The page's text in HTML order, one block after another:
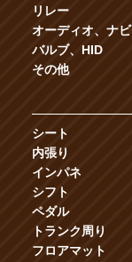
リレー
オーディオ、ナビ
バルブ、HID
その他
シート
内張り
インパネ
シフト
ペダル
トランク周り
フロアマット